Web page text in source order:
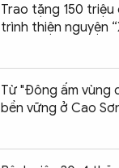
Trao tặng 150
trình thiện nguyện
Từ "Đông ấm vùng
bền vững ở Cao